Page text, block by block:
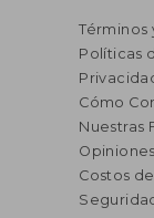
Términos
Políticas
Cómo
Nuestras
Costos